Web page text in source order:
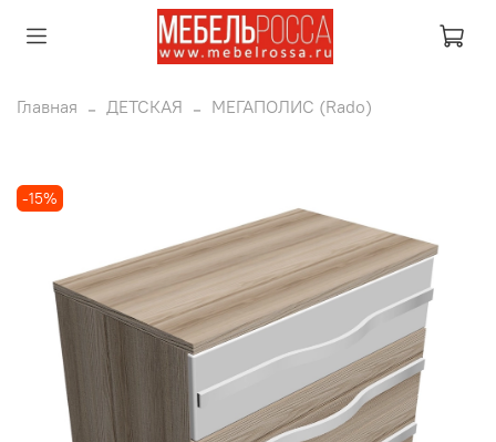
Главная ДЕТСКАЯ МЕГАПОЛИС (Rado)
-15%